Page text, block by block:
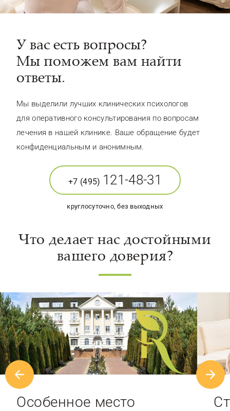
У вас есть вопросы?
Мы поможем вам найти
ответы.
Мы выделили лучших клинических психологов
для оперативного консультирования по вопросам
лечения в нашей клинике. Ваше обращение будет
конфиденциальным и анонимным.
+7 (495) 121-48-31
круглосуточно, без выходных
Что делает нас достойными
вашего доверия?
Особенное место